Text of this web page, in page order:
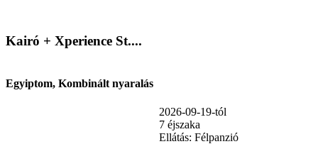
Kairó + Xperience St....
Egyiptom, Kombinált nyaralás
2026-09-19-tól
7 éjszaka
Ellátás: Félpanzió